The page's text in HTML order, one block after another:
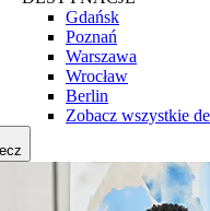
Gdańsk
Poznań
Warszawa
Wrocław
Berlin
Zobacz wszystkie